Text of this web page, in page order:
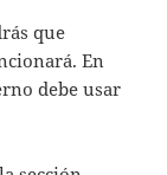
que
En
debe usar